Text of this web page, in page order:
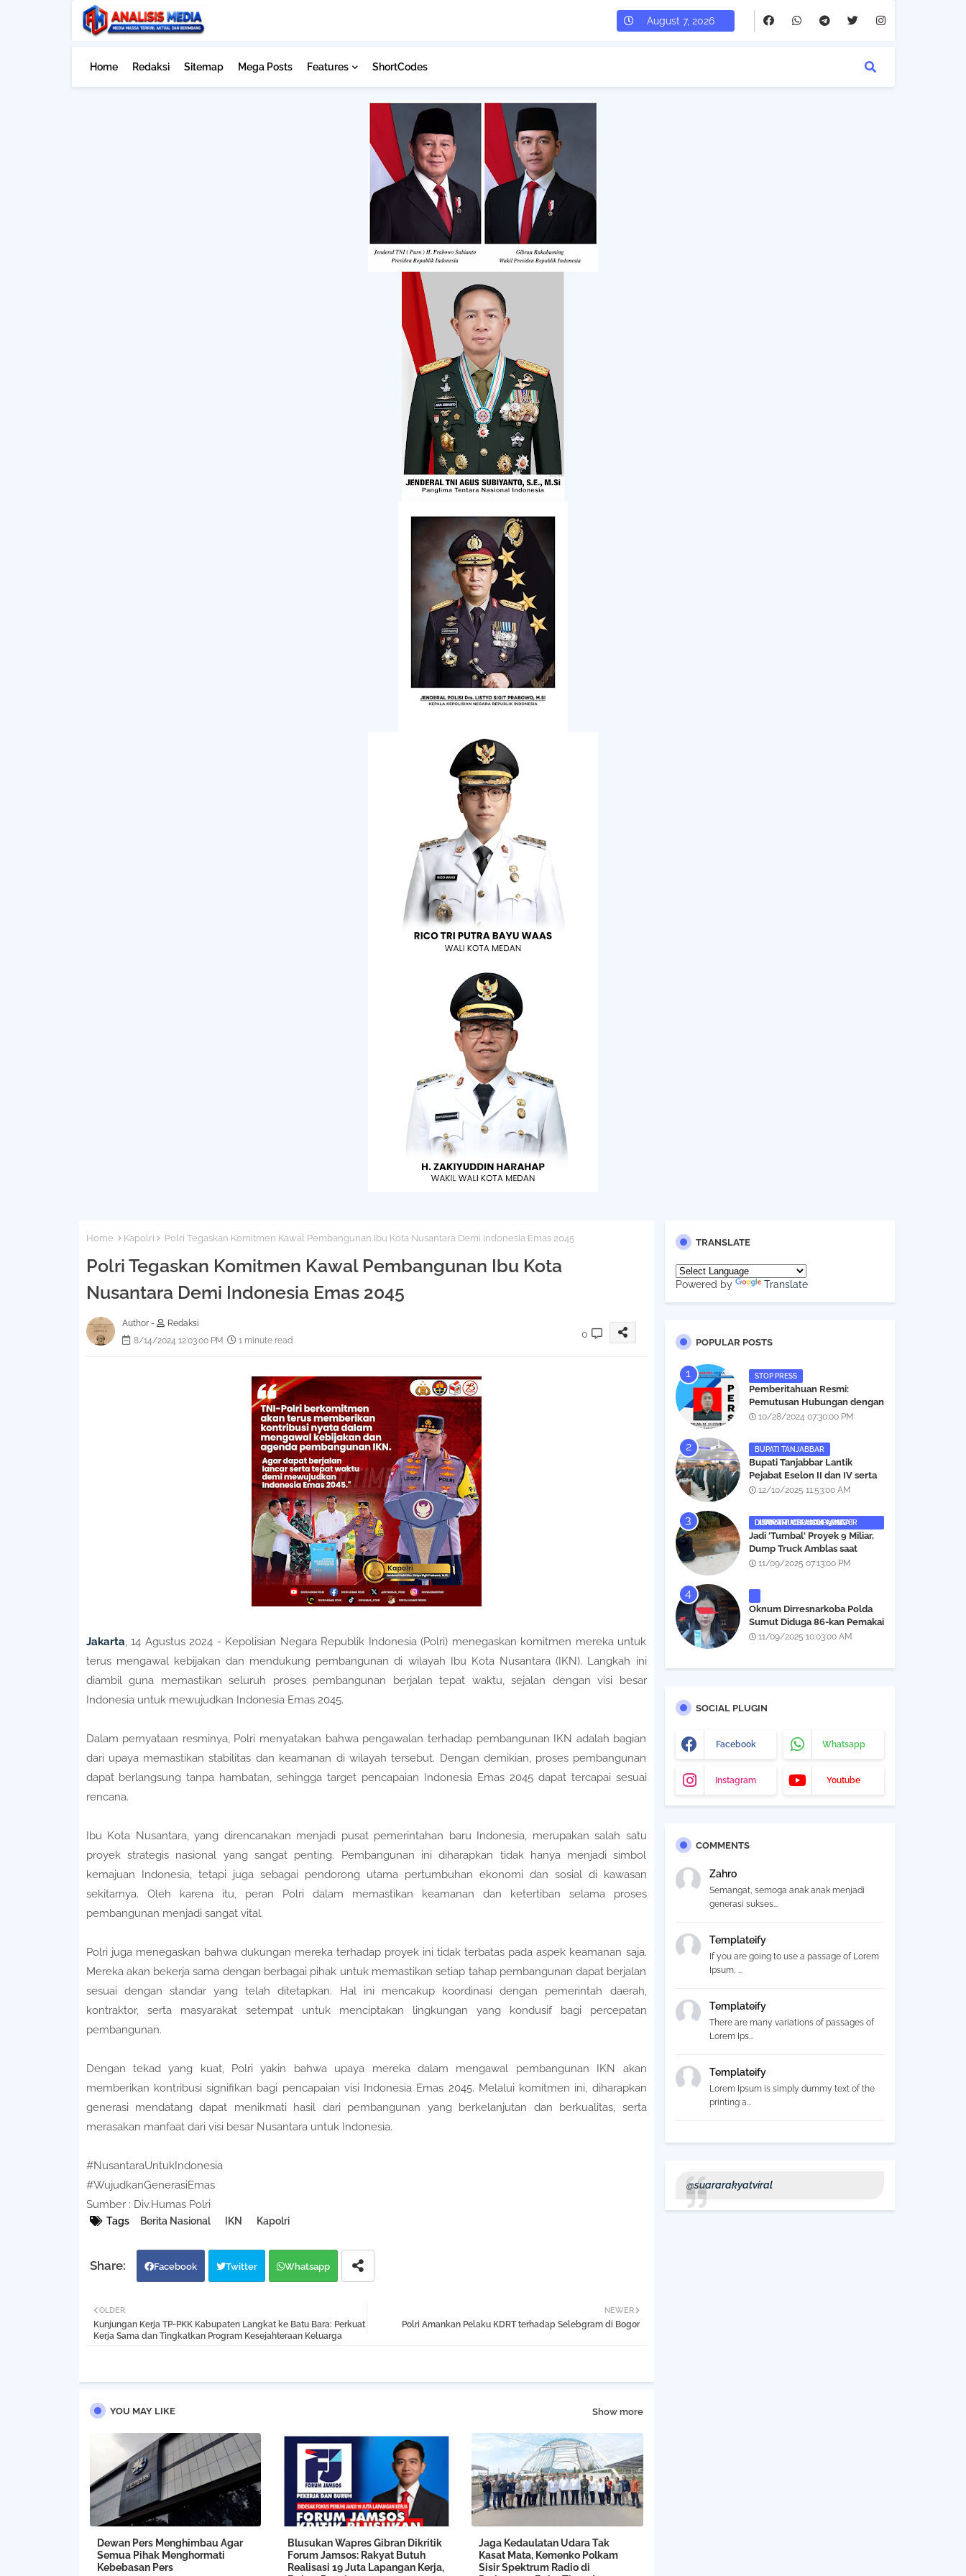
August 7, 2026
Home Redaksi Sitemap Mega Posts Features ShortCodes
Home Kapolri Polri Tegaskan Komitmen Kawal Pembangunan Ibu Kota Nusantara Demi Indonesia Emas 2045
Polri Tegaskan Komitmen Kawal Pembangunan Ibu Kota
Nusantara Demi Indonesia Emas 2045
Author -
Redaksi
8/14/2024 12:03:00 PM
1 minute read
0
Jakarta, 14 Agustus 2024 - Kepolisian Negara Republik Indonesia (Polri) menegaskan komitmen mereka untuk
terus mengawal kebijakan dan mendukung pembangunan di wilayah Ibu Kota Nusantara (IKN). Langkah ini
diambil guna memastikan seluruh proses pembangunan berjalan tepat waktu, sejalan dengan visi besar
Indonesia untuk mewujudkan Indonesia Emas 2045.
Dalam pernyataan resminya, Polri menyatakan bahwa pengawalan terhadap pembangunan IKN adalah bagian
dari upaya memastikan stabilitas dan keamanan di wilayah tersebut. Dengan demikian, proses pembangunan
dapat berlangsung tanpa hambatan, sehingga target pencapaian Indonesia Emas 2045 dapat tercapai sesuai
rencana.
Ibu Kota Nusantara, yang direncanakan menjadi pusat pemerintahan baru Indonesia, merupakan salah satu
proyek strategis nasional yang sangat penting. Pembangunan ini diharapkan tidak hanya menjadi simbol
kemajuan Indonesia, tetapi juga sebagai pendorong utama pertumbuhan ekonomi dan sosial di kawasan
sekitarnya. Oleh karena itu, peran Polri dalam memastikan keamanan dan ketertiban selama proses
pembangunan menjadi sangat vital.
Polri juga menegaskan bahwa dukungan mereka terhadap proyek ini tidak terbatas pada aspek keamanan saja.
Mereka akan bekerja sama dengan berbagai pihak untuk memastikan setiap tahap pembangunan dapat berjalan
sesuai dengan standar yang telah ditetapkan. Hal ini mencakup koordinasi dengan pemerintah daerah,
kontraktor, serta masyarakat setempat untuk menciptakan lingkungan yang kondusif bagi percepatan
pembangunan.
Dengan tekad yang kuat, Polri yakin bahwa upaya mereka dalam mengawal pembangunan IKN akan
memberikan kontribusi signifikan bagi pencapaian visi Indonesia Emas 2045. Melalui komitmen ini, diharapkan
generasi mendatang dapat menikmati hasil dari pembangunan yang berkelanjutan dan berkualitas, serta
merasakan manfaat dari visi besar Nusantara untuk Indonesia.
#NusantaraUntukIndonesia
#WujudkanGenerasiEmas
Sumber : Div.Humas Polri
Tags Berita Nasional IKN Kapolri
Facebook Twitter Whatsapp
NEWER
Polri Amankan Pelaku KDRT terhadap Selebgram di Bogor
OLDER
Kunjungan Kerja TP-PKK Kabupaten Langkat ke Batu Bara: Perkuat
Kerja Sama dan Tingkatkan Program Kesejahteraan Keluarga
YOU MAY LIKE Show more
Dewan Pers Menghimbau Agar
Semua Pihak Menghormati
Kebebasan Pers
Blusukan Wapres Gibran Dikritik
Forum Jamsos: Rakyat Butuh
Realisasi 19 Juta Lapangan Kerja,
Jaga Kedaulatan Udara Tak
Kasat Mata, Kemenko Polkam
Sisir Spektrum Radio di
TRANSLATE
Powered by Translate
POPULAR POSTS
STOP PRESS
Pemberitahuan Resmi:
Pemutusan Hubungan dengan
Salah Satu Individu yang
Analisismedia.com
10/28/2024 07:30:00 PM
BUPATI TANJABBAR
‎Bupati Tanjabbar Lantik
Pejabat Eselon II dan IV serta
Fungsional, Berikut Nama dan
12/10/2025 11:53:00 AM
DUMP TRUCK AMBLAS SAAT LINTASI TIMBUNAN YANG DITANAMI CERUCUP 3 METER
‎Jadi 'Tumbal' Proyek 9 Miliar,
Dump Truck Amblas saat
Lintasi Timbunan yang
11/09/2025 07:13:00 PM
Oknum Dirresnarkoba Polda
Sumut Diduga 86-kan Pemakai
Narkoba Yang Didapatkan Saat
11/09/2025 10:03:00 AM
SOCIAL PLUGIN
Facebook Whatsapp
Instagram Youtube
COMMENTS
Zahro
Semangat, semoga anak anak menjadi
generasi sukses...
Templateify
If you are going to use a passage of Lorem
Ipsum, ...
Templateify
There are many variations of passages of
Lorem Ips...
Templateify
Lorem Ipsum is simply dummy text of the
printing a...
@suararakyatviral